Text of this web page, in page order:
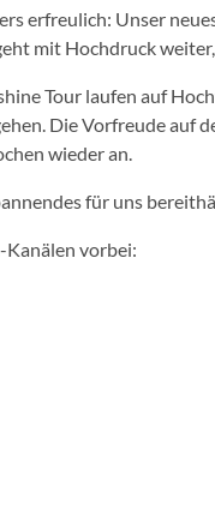
erfreulich: Unser
mit Hochdruck
Tour laufen auf
Die Vorfreude auf
wieder an.
für uns
Kanälen vorbei: